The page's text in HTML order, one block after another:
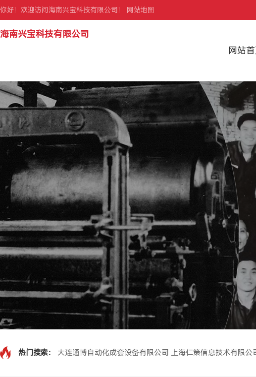
你好！欢迎访问海南兴宝科技有限公司！ 网站地图
海南兴宝科技有限公司
网站
热门搜索： 大连通博自动化成套设备有限公司 上海仁策信息技术有限公